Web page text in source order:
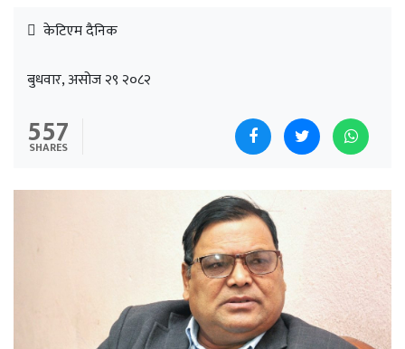
केटिएम दैनिक
बुधवार, असोज २९ २०८२
557
SHARES